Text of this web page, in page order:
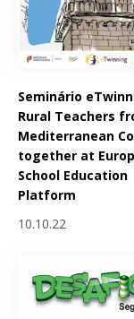
Seminário
Rural Teachers
Mediterranean
together at
School Education
Platform
10.10.22